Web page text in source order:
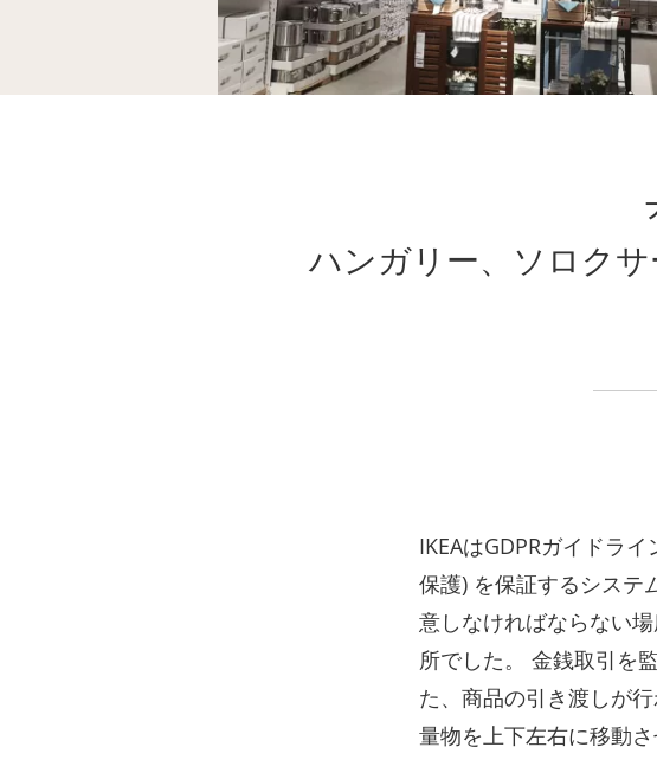
ハンガリー、ソロクサ
IKEAはGDPRガイドラ
保護) を保証するシステ
意しなければならない
所でした。 金銭取引を
た、商品の引き渡しが
量物を上下左右に移動